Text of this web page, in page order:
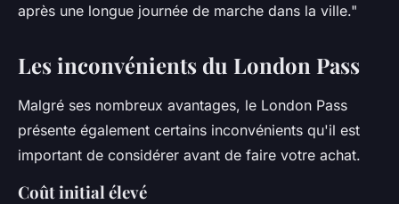
après une longue journée de marche dans la ville."
Les inconvénients du London Pass
Malgré ses nombreux avantages, le London Pass
présente également certains inconvénients qu'il est
important de considérer avant de faire votre achat.
Coût initial élevé